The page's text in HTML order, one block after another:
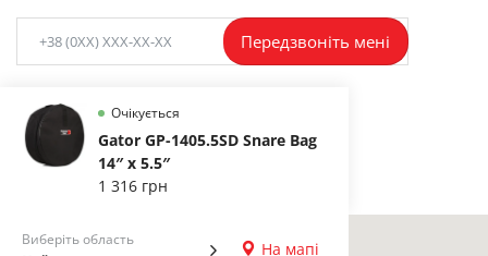
Очікується
Gator GP-1405.5SD Snare Bag
14″ x 5.5″
1 316 грн
Виберіть область На мапі
Передзвоніть мені